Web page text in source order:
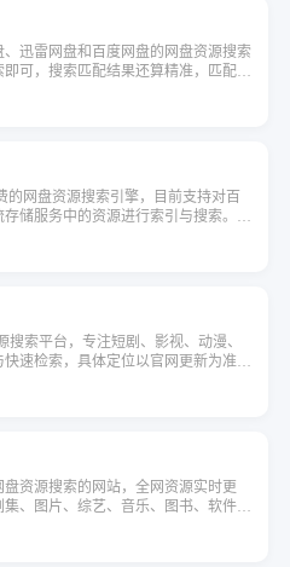
迅雷网盘和百度网盘的网盘资源搜索
可，搜索匹配结果还算精准，匹配结
的网盘资源搜索引擎，目前支持对百
储服务中的资源进行索引与搜索。平
、小说、书籍等多个品类，致力于帮助
资源。
索平台，专注短剧、影视、动漫、
速检索，具体定位以官网更新为准。
，将各类资源按类型和更新日期集中呈
内容和多媒体资料。
资源搜索的网站，全网资源实时更
、图片、综艺、音乐、图书、软件、
尽有。